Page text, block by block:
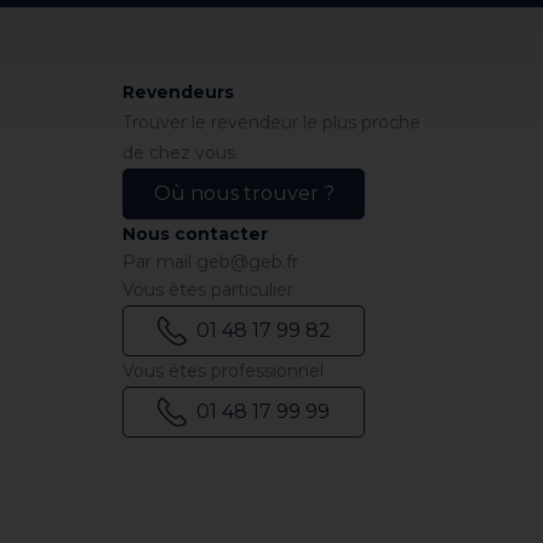
Revendeurs
Trouver le revendeur le plus proche
de chez vous.
Où nous trouver ?
Nous contacter
Par mail geb@geb.fr
Vous êtes particulier
01 48 17 99 82
Vous êtes professionnel
01 48 17 99 99